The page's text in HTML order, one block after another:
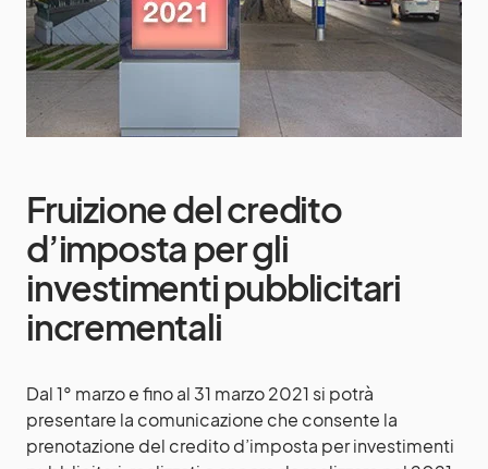
Fruizione del credito
d’imposta per gli
investimenti pubblicitari
incrementali
Dal 1° marzo e fino al 31 marzo 2021 si potrà
presentare la comunicazione che consente la
prenotazione del credito d’imposta per investimenti